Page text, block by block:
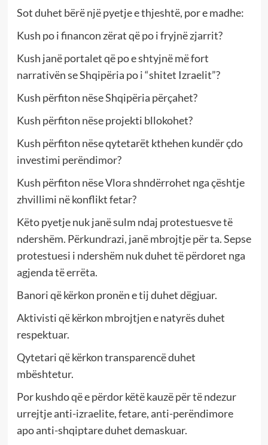
Sot duhet bërë një pyetje e thjeshtë, por e madhe:
Kush po i financon zërat që po i fryjnë zjarrit?
Kush janë portalet që po e shtyjnë më fort
narrativën se Shqipëria po i “shitet Izraelit”?
Kush përfiton nëse Shqipëria përçahet?
Kush përfiton nëse projekti bllokohet?
Kush përfiton nëse qytetarët kthehen kundër çdo
investimi perëndimor?
Kush përfiton nëse Vlora shndërrohet nga çështje
zhvillimi në konflikt fetar?
Këto pyetje nuk janë sulm ndaj protestuesve të
ndershëm. Përkundrazi, janë mbrojtje për ta. Sepse
protestuesi i ndershëm nuk duhet të përdoret nga
agjenda të errëta.
Banori që kërkon pronën e tij duhet dëgjuar.
Aktivisti që kërkon mbrojtjen e natyrës duhet
respektuar.
Qytetari që kërkon transparencë duhet
mbështetur.
Por kushdo që e përdor këtë kauzë për të ndezur
urrejtje anti-izraelite, fetare, anti-perëndimore
apo anti-shqiptare duhet demaskuar.